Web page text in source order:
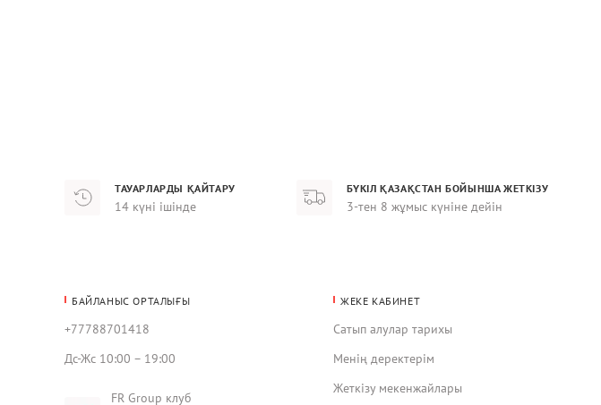
ТАУАРЛАРДЫ ҚАЙТАРУ
14 күні ішінде
БҮКІЛ ҚАЗАҚСТАН БОЙЫНША ЖЕТКІЗУ
3-тен 8 жұмыс күніне дейін
БАЙЛАНЫС ОРТАЛЫҒЫ
+77788701418
Дс-Жс 10:00 – 19:00
FR Group клуб
ЖЕКЕ КАБИНЕТ
Сатып алулар тарихы
Менің деректерім
Жеткізу мекенжайлары